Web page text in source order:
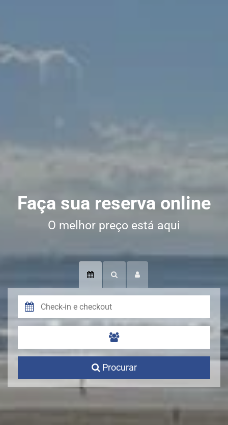
Faça sua reserva online
O melhor preço está aqui
Procurar